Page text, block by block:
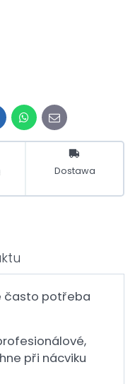
WhatsApp
E-
mail
Dostawa
často potřeba
při nácviku